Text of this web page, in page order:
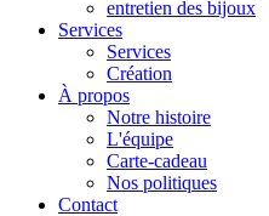
entretien des bijoux
Services
Services
Création
À propos
Notre histoire
L'équipe
Carte-cadeau
Nos politiques
Contact